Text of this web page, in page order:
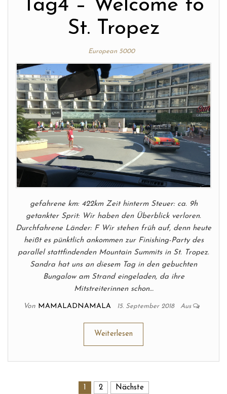
Tag4 – Welcome to
St. Tropez
European 5000
gefahrene km: 422km Zeit hinterm Steuer: ca. 9h
getankter Sprit: Wir haben den Überblick verloren.
Durchfahrene Länder: F Wir stehen früh auf, denn heute
heißt es pünktlich ankommen zur Finishing-Party des
parallel stattfindenden Mountain Summits in St. Tropez.
Sandra hat uns an diesem Tag in den gebuchten
Bungalow am Strand eingeladen, da ihre
Mitstreiterinnen schon…
Von MAMALADNAMALA 15. September 2018 Aus
Weiterlesen
Seitennummerierung der
2 Nächste